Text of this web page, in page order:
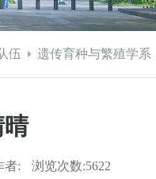
伍 遗传育种与繁殖学系
者: 浏览次数:5622